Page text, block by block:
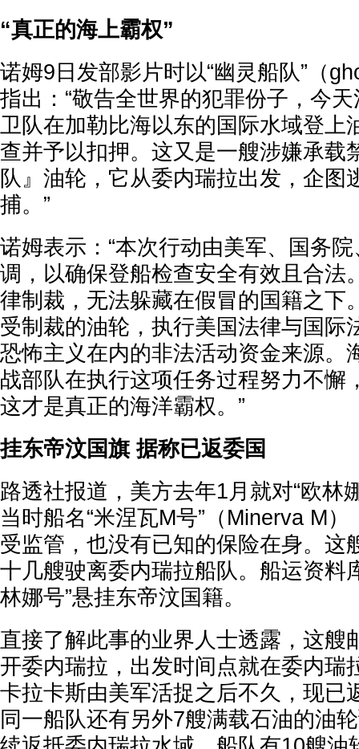
“真正的海上霸权”
诺姆9日发部影片时以“幽灵船队”（
指出：“敬告全世界的犯罪份子，今
卫队在加勒比海以东的国际水域登上
查并予以扣押。这又是一艘涉嫌承载
队』油轮，它从委内瑞拉出发，企图
捕。”
诺姆表示：“本次行动由美军、国务
调，以确保登船检查安全有效且合法
律制裁，无法躲藏在假冒的国籍之下
受制裁的油轮，执行美国法律与国际
恐怖主义在内的非法活动资金来源。
战部队在执行这项任务过程努力不懈
这才是真正的海洋霸权。”
挂东帝汶国旗 据称已返委国
路透社报道，美方去年1月就对“欧林
当时船名“米涅瓦M号”（Minerva M
受监管，也没有已知的保险在身。这
十几艘驶离委内瑞拉船队。船运资料
林娜号”悬挂东帝汶国籍。
直接了解此事的业界人士透露，这艘
开委内瑞拉，出发时间点就在委内瑞
卡拉卡斯由美军活捉之后不久，现已
同一船队还有另外7艘满载石油的油